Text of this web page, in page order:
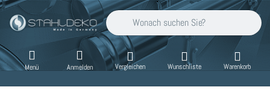
Geben Sie einen Suchbegriff ein. Während
Menü Anmelden Vergleichen Wunschliste Warenkorb